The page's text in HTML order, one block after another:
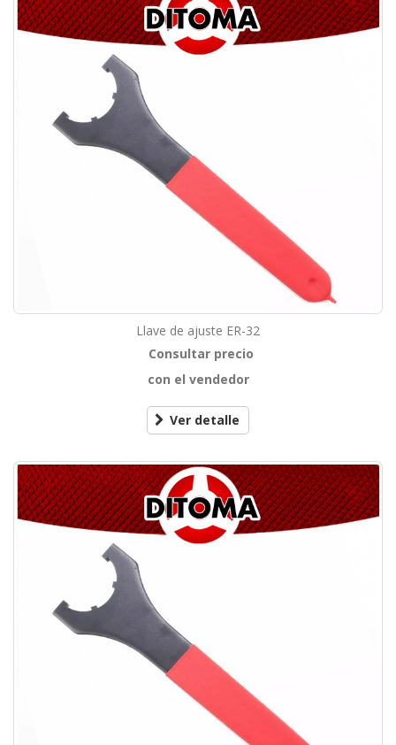
Llave de ajuste ER-32
Consultar precio
con el vendedor
Ver detalle